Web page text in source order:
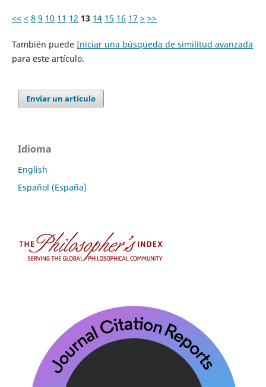
<< < 8 9 10 11 12 13 14 15 16 17 > >>
También puede Iniciar una búsqueda de similitud avanzada
para este artículo.
Enviar un artículo
Idioma
English
Español (España)